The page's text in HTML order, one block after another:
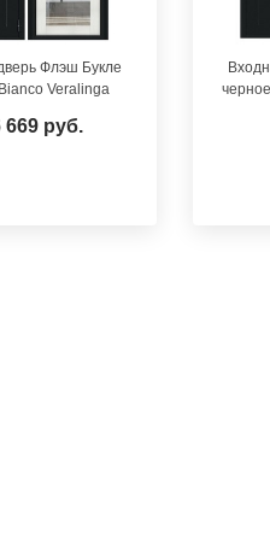
Флэш Букле
Veralinga
669 руб.